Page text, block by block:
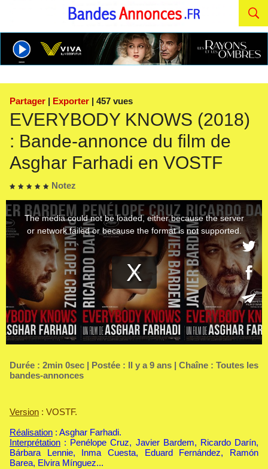
Partager | Exporter | 457 vues
EVERYBODY KNOWS (2018)
: Bande-annonce du film de
Asghar Farhadi en VOSTF
Notez
Durée : 2min 0sec | Postée : Il y a 9 ans | Chaîne : Toutes les
bandes-annonces
Version : VOSTF.
Réalisation : Asghar Farhadi.
Interprétation : Penélope Cruz, Javier Bardem, Ricardo Darín,
Bárbara Lennie, Inma Cuesta, Eduard Fernández, Ramón
Barea, Elvira Mínguez...